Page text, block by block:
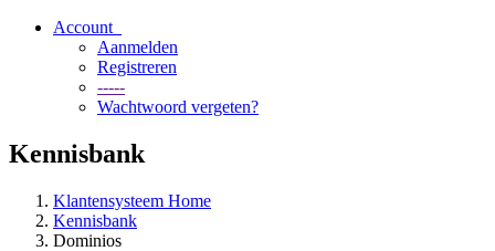
Account
Aanmelden
Registreren
-----
Wachtwoord vergeten?
Kennisbank
Klantensysteem Home
Kennisbank
Dominios